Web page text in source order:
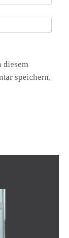
diesem
speichern.